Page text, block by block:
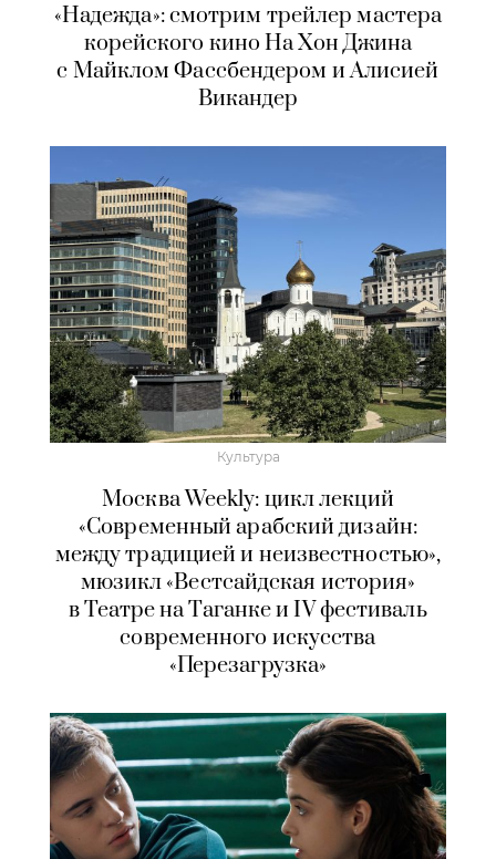
«Надежда»: смотрим трейлер мастера
корейского кино На Хон Джина
с Майклом Фассбендером и Алисией
Викандер
Культура
Москва Weekly: цикл лекций
«Современный арабский дизайн:
между традицией и неизвестностью»,
мюзикл «Вестсайдская история»
в Театре на Таганке и IV фестиваль
современного искусства
«Перезагрузка»